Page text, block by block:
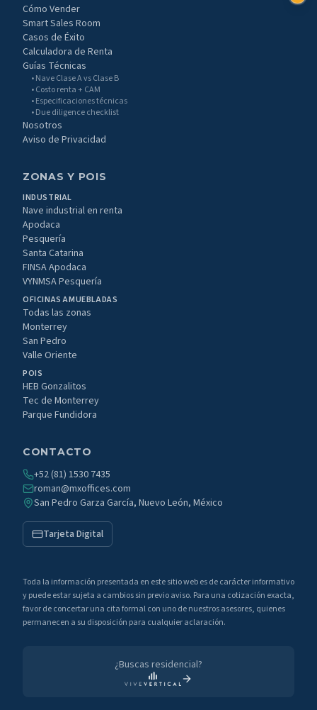
Cómo Vender
Smart Sales Room
Casos de Éxito
Calculadora de Renta
Guías Técnicas
• Nave Clase A vs Clase B
• Costo renta + CAM
• Especificaciones técnicas
• Due diligence checklist
Nosotros
Aviso de Privacidad
ZONAS Y POIS
INDUSTRIAL
Nave industrial en renta
Apodaca
Pesquería
Santa Catarina
FINSA Apodaca
VYNMSA Pesquería
OFICINAS AMUEBLADAS
Todas las zonas
Monterrey
San Pedro
Valle Oriente
POIS
HEB Gonzalitos
Tec de Monterrey
Parque Fundidora
CONTACTO
+52 (81) 1530 7435
roman@mxoffices.com
San Pedro Garza García, Nuevo León, México
Tarjeta Digital
Toda la información presentada en este sitio web es de carácter informativo
y puede estar sujeta a cambios sin previo aviso. Para una cotización exacta,
favor de concertar una cita formal con uno de nuestros asesores, quienes
permanecen a su disposición para cualquier aclaración.
¿Buscas residencial?